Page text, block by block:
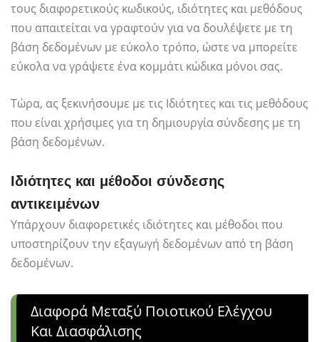
τους διαφορετικούς κωδικούς, ιδιότητες και μεθόδους
που απαιτείται να γραφτούν για να δουλέψετε με τη
βάση δεδομένων με εύκολο τρόπο, ώστε να μπορείτε
εύκολα να γράψετε ένα κομμάτι κώδικα μόνοι σας.
Τώρα, ας ξεκινήσουμε με τις Ιδιότητες και τις μεθόδους
που είναι χρήσιμες για τη δημιουργία σύνδεσης με τη
βάση δεδομένων.
Ιδιότητες και μέθοδοι σύνδεσης
αντικειμένων
Υπάρχουν διαφορετικές ιδιότητες και μέθοδοι που
υποστηρίζουν την εξαγωγή δεδομένων από τη βάση
δεδομένων.
Διαφορά Μεταξύ Ποιοτικού Ελέγχου
Και Διασφάλισης